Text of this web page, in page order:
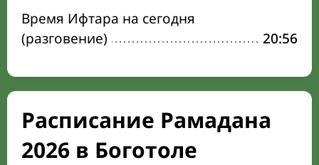
Время Ифтара на сегодня
(разговение)
20:56
Расписание Рамадана
2026 в Боготоле